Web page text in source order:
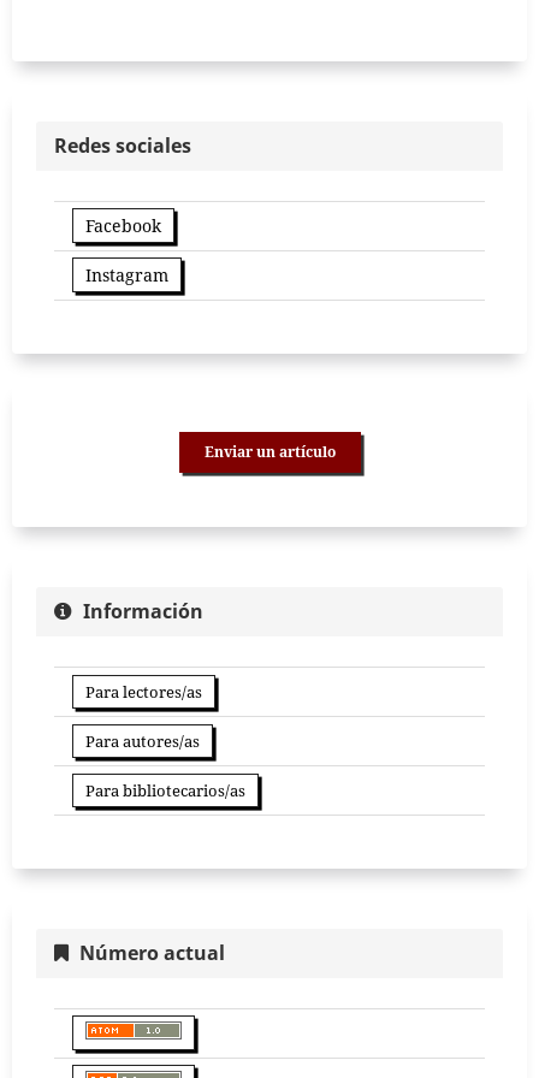
Redes sociales
Facebook
Instagram
Enviar un artículo
Información
Para lectores/as
Para autores/as
Para bibliotecarios/as
Número actual